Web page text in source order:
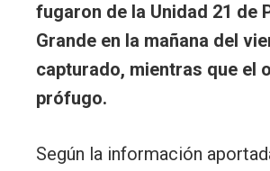
fugaron de la Unidad 21 de
Grande en la mañana del
capturado, mientras que el
prófugo.
Según la información